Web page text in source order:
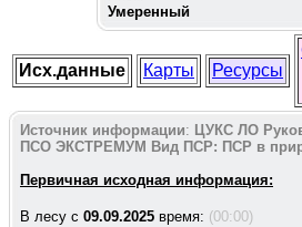
Умеренный
Исх.данные Карты Ресурсы
Источник информации: ЦУКС ЛО
ПСО ЭКСТРЕМУМ Вид ПСР: ПСР в
Первичная исходная информация:
В лесу c 09.09.2025 время: (00:00)